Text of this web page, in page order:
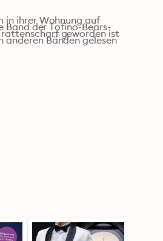
in ihrer Wohnung auf
rattenscharf geworden ist
Band der Tofino-Bears-
anderen Bänden gelesen